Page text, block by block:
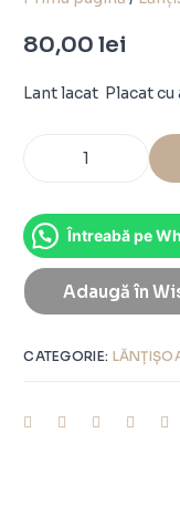
80,00lei
Lant lacat Placat cu
Întreabă pe
Adaugă în
CATEGORIE: